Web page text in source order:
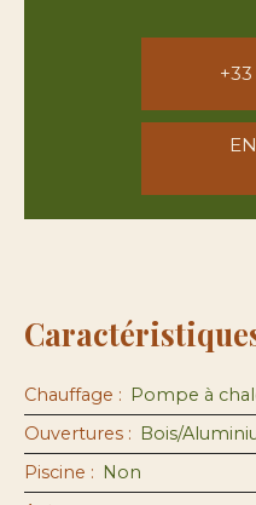
+33
Chauffage : Pompe à
Ouvertures : Bois/
Piscine : Non